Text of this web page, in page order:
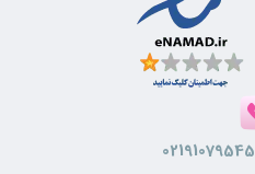
02191079545